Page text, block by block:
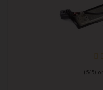
( 5/ 5)